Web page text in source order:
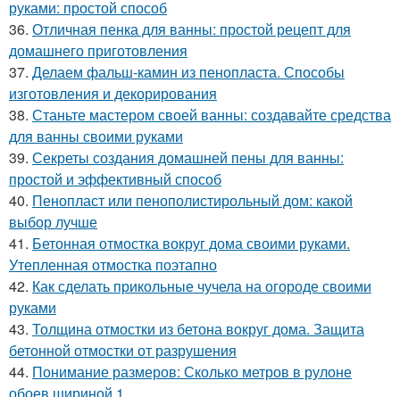
руками: простой способ
36. Отличная пенка для ванны: простой рецепт для
домашнего приготовления
37. Делаем фальш-камин из пенопласта. Способы
изготовления и декорирования
38. Станьте мастером своей ванны: создавайте средства
для ванны своими руками
39. Секреты создания домашней пены для ванны:
простой и эффективный способ
40. Пенопласт или пенополистирольный дом: какой
выбор лучше
41. Бетонная отмостка вокруг дома своими руками.
Утепленная отмостка поэтапно
42. Как сделать прикольные чучела на огороде своими
руками
43. Толщина отмостки из бетона вокруг дома. Защита
бетонной отмостки от разрушения
44. Понимание размеров: Сколько метров в рулоне
обоев шириной 1